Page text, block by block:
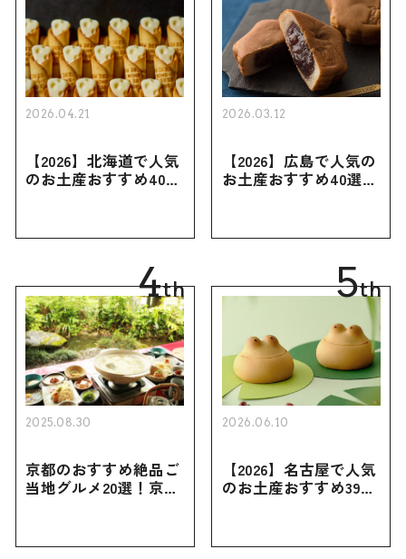
2026.04.21
【2026】北海道で人気
のお土産おすすめ40選
買えない限定品、女性
2026.03.12
【2026】広島で人気の
お土産おすすめ40選｜
き用、女性向けまで幅
4th
2025.08.30
京都のおすすめ絶品ご
当地グルメ20選！京都
5th
2026.06.10
【2026】名古屋で人気
のお土産おすすめ39選
お土産・ばらまき用ま